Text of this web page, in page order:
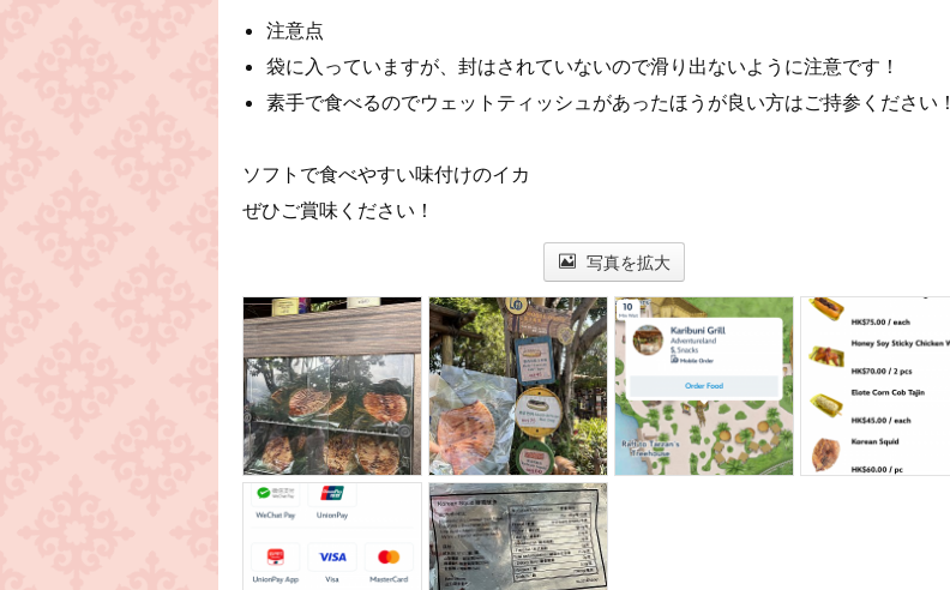
注意点
袋に入っていますが、封はされていないので滑り出ないように注意です！
素手で食べるのでウェットティッシュがあったほうが良い方はご持参ください！
ソフトで食べやすい味付けのイカ
ぜひご賞味ください！
写真を拡大